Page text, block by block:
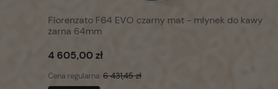
Fiorenzato F64 EVO czarny mat - młynek do kawy
żarna 64mm
4 605,00 zł
Cena regularna: 6 431,45 zł